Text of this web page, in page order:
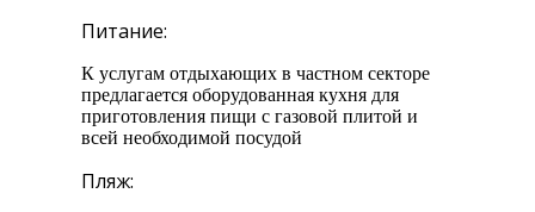
Питание:
К услугам отдыхающих в частном секторе
предлагается оборудованная кухня для
приготовления пищи с газовой плитой и
всей необходимой посудой
Пляж: